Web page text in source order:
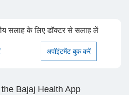
सलाह के लिए डॉक्टर से सलाह लें
अपॉइंटमेंट बुक करें
Bajaj Health App